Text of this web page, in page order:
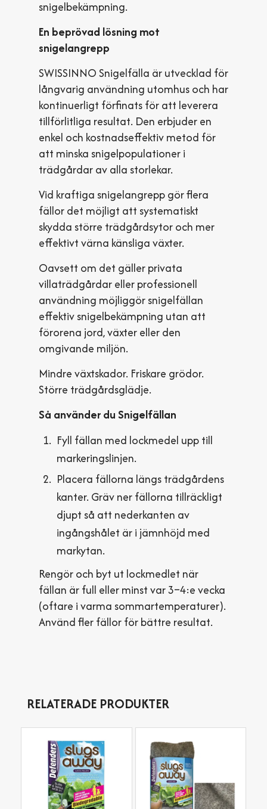
snigelbekämpning.
En beprövad lösning mot
snigelangrepp
SWISSINNO Snigelfälla är utvecklad för
långvarig användning utomhus och har
kontinuerligt förfinats för att leverera
tillförlitliga resultat. Den erbjuder en
enkel och kostnadseffektiv metod för
att minska snigelpopulationer i
trädgårdar av alla storlekar.
Vid kraftiga snigelangrepp gör flera
fällor det möjligt att systematiskt
skydda större trädgårdsytor och mer
effektivt värna känsliga växter.
Oavsett om det gäller privata
villaträdgårdar eller professionell
användning möjliggör snigelfällan
effektiv snigelbekämpning utan att
förorena jord, växter eller den
omgivande miljön.
Mindre växtskador. Friskare grödor.
Större trädgårdsglädje.
Så använder du Snigelfällan
Fyll fällan med lockmedel upp till
markeringslinjen.
Placera fällorna längs trädgårdens
kanter. Gräv ner fällorna tillräckligt
djupt så att nederkanten av
ingångshålet är i jämnhöjd med
markytan.
Rengör och byt ut lockmedlet när
fällan är full eller minst var 3–4:e vecka
(oftare i varma sommartemperaturer).
Använd fler fällor för bättre resultat.
RELATERADE PRODUKTER